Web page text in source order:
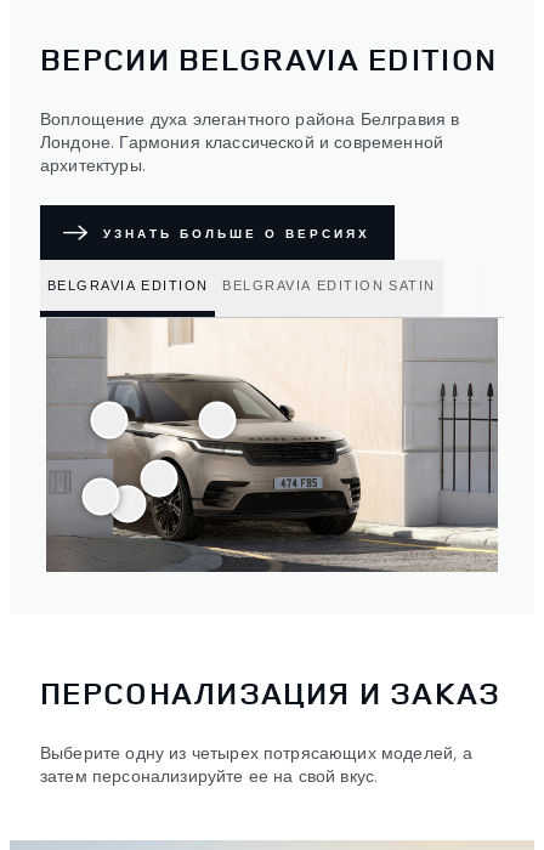
ВЕРСИИ BELGRAVIA EDITION
Воплощение духа элегантного района Белгравия в
Лондоне. Гармония классической и современной
архитектуры.
УЗНАТЬ БОЛЬШЕ О ВЕРСИЯХ
BELGRAVIA EDITION BELGRAVIA EDITION SATIN
ПЕРСОНАЛИЗАЦИЯ И ЗАКАЗ
Выберите одну из четырех потрясающих моделей, а
затем персонализируйте ее на свой вкус.